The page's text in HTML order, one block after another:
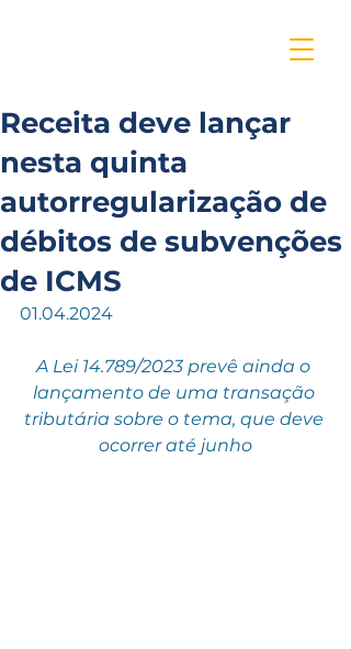
Receita deve lançar
nesta quinta
autorregularização de
débitos de subvenções
de ICMS
01.04.2024
A Lei 14.789/2023 prevê ainda o
lançamento de uma transação
tributária sobre o tema, que deve
ocorrer até junho